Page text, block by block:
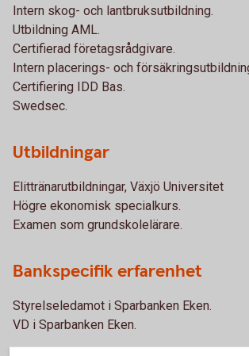
Intern skog- och lantbruksutbildning.
Utbildning AML.
Certifierad företagsrådgivare.
Intern placerings- och
Certifiering IDD Bas.
Swedsec.
Utbildningar
Elittränarutbildningar, Växjö Universitet
Högre ekonomisk specialkurs.
Examen som grundskolelärare.
Bankspecifik erfarenhet
Styrelseledamot i Sparbanken Eken.
VD i Sparbanken Eken.